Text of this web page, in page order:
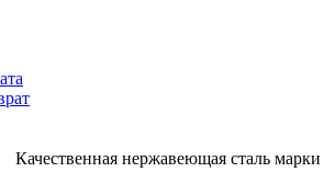
Качественная нержавеющая сталь